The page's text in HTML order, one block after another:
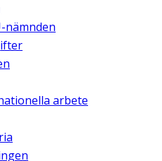
nämnden
arbete